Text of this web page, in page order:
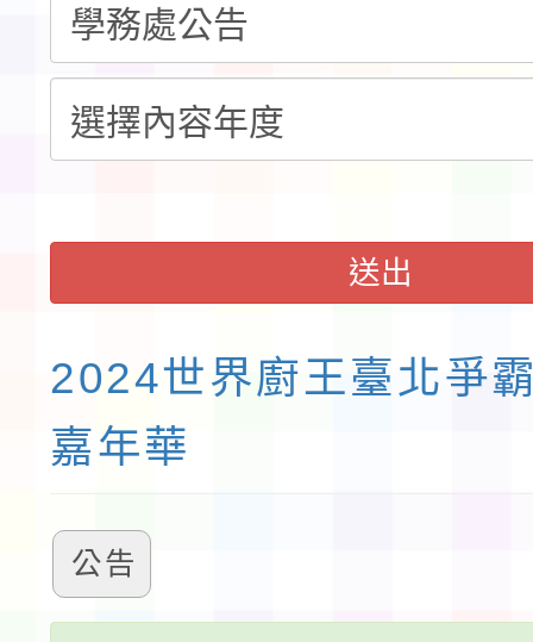
請一案
026 ART TAIPEI臺北
會」之「藝術教育日」
送出
2024世界廚王臺北爭
嘉年華
公告